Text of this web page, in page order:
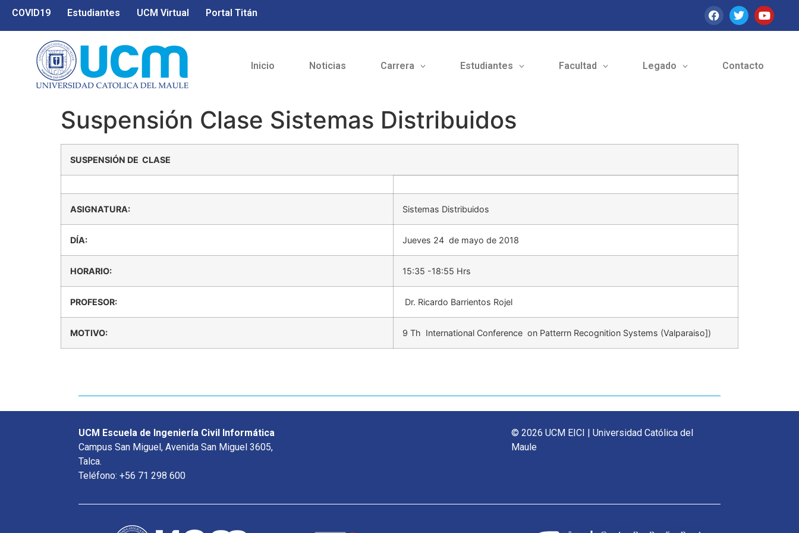
COVID19 Estudiantes UCM Virtual Portal Titán
Inicio Noticias Carrera Estudiantes Facultad Legado Contacto
Suspensión Clase Sistemas Distribuidos
SUSPENSIÓN DE CLASE
ASIGNATURA: Sistemas Distribuidos
DÍA: Jueves 24 de mayo de 2018
HORARIO: 15:35 -18:55 Hrs
PROFESOR: Dr. Ricardo Barrientos Rojel
MOTIVO: 9 Th International Conference on Patterrn Recognition Systems (Valparaiso])
UCM Escuela de Ingeniería Civil Informática
Campus San Miguel, Avenida San Miguel 3605,
Talca.
Teléfono: +56 71 298 600
© 2026 UCM EICI | Universidad Católica del
Maule